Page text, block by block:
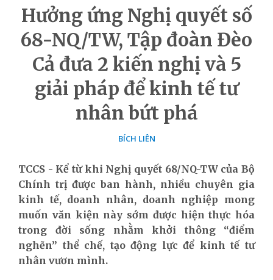
Hưởng ứng Nghị quyết số
68-NQ/TW, Tập đoàn Đèo
Cả đưa 2 kiến nghị và 5
giải pháp để kinh tế tư
nhân bứt phá
BÍCH LIÊN
TCCS - Kể từ khi Nghị quyết 68/NQ-TW của Bộ
Chính trị được ban hành, nhiều chuyên gia
kinh tế, doanh nhân, doanh nghiệp mong
muốn văn kiện này sớm được hiện thực hóa
trong đời sống nhằm khởi thông “điểm
nghẽn” thể chế, tạo động lực để kinh tế tư
nhân vươn mình.